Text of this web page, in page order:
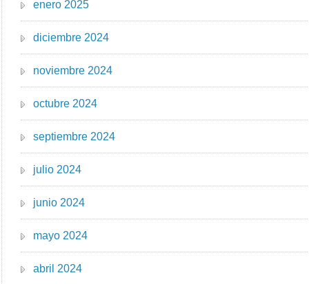
enero 2025
diciembre 2024
noviembre 2024
octubre 2024
septiembre 2024
julio 2024
junio 2024
mayo 2024
abril 2024